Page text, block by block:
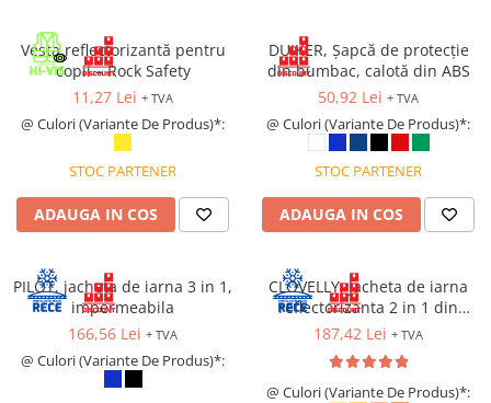
Protecție tăiere
Protecție chimică si biologică
Protecție sudură
Protecție termică (căldură)
Protecție termică (frig)
Anti-vibrații
Protecție descărcări electrostatice
(ESD)
Protecție specială
Riscuri minime
Mânecuțe (Cotiere)
Accesorii
Vesta reflectorizantă pentru
copii – Rock Safety
11,27 Lei + TVA
@ Culori (Variante De Produs)*:
STOC PARTENER
ADAUGA IN COS
DUIKER, Șapcă de protecție
din bumbac, calotă din ABS
50,92 Lei + TVA
@ Culori (Variante De Produs)*:
STOC PARTENER
ADAUGA IN COS
PILOT, jacheta de iarna 3 in 1,
impermeabila
166,56 Lei + TVA
@ Culori (Variante De Produs)*:
CLOVELLY, Jacheta de iarna
reflectorizanta 2 in 1 din
poliester 300D Oxford si PU
187,42 Lei + TVA
@ Culori (Variante De Produs)*: